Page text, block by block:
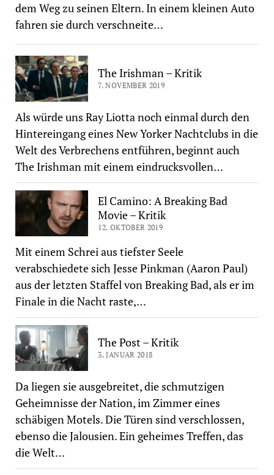
dem Weg zu seinen Eltern. In einem kleinen Auto
fahren sie durch verschneite…
The Irishman – Kritik
7. NOVEMBER 2019
Als würde uns Ray Liotta noch einmal durch den
Hintereingang eines New Yorker Nachtclubs in die
Welt des Verbrechens entführen, beginnt auch
The Irishman mit einem eindrucksvollen…
El Camino: A Breaking Bad
Movie – Kritik
12. OKTOBER 2019
Mit einem Schrei aus tiefster Seele
verabschiedete sich Jesse Pinkman (Aaron Paul)
aus der letzten Staffel von Breaking Bad, als er im
Finale in die Nacht raste,…
The Post – Kritik
3. JANUAR 2018
Da liegen sie ausgebreitet, die schmutzigen
Geheimnisse der Nation, im Zimmer eines
schäbigen Motels. Die Türen sind verschlossen,
ebenso die Jalousien. Ein geheimes Treffen, das
die Welt…